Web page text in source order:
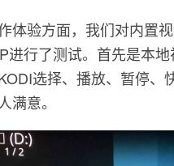
体验方面，我们对内置
进行了测试。首先是本
选择、播放、暂停
满意。